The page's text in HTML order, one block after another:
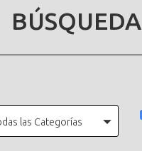
BÚSQUEDA
las Categorías